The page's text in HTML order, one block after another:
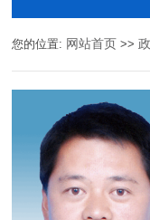
您的位置: 网站首页 >>